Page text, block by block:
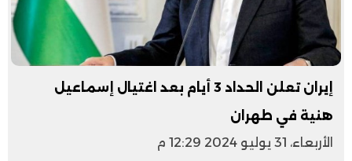
إيران تعلن الحداد 3 أيام بعد اغتيال إسماعيل
هنية في طهران
الأربعاء، 31 يوليو 2024 12:29 م